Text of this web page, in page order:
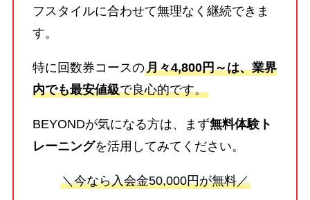
フスタイルに合わせて無理なく継続できま
す。
特に回数券コースの月々4,800円～は、業界
内でも最安値級で良心的です。
BEYONDが気になる方は、まず無料体験ト
レーニングを活用してみてください。
＼今なら入会金50,000円が無料／